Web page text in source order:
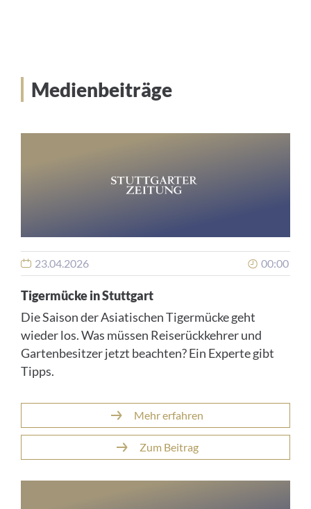
Medienbeiträge
23.04.2026 00:00
Tigermücke in Stuttgart
Die Saison der Asiatischen Tigermücke geht
wieder los. Was müssen Reiserückkehrer und
Gartenbesitzer jetzt beachten? Ein Experte gibt
Tipps.
Mehr erfahren
Zum Beitrag